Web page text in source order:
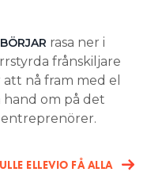
rasa ner i
frånskiljare
nå fram med el
om på det
ELLEVIO FÅ ALLA